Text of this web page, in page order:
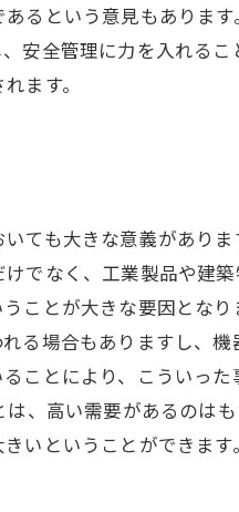
るという意見もありま
安全管理に力を入れる
ます。
ても大きな意義があり
でなく、工業製品や建
ことが大きな要因とな
る場合もありますし、
ことにより、こういっ
、高い需要があるのは
いということができます。